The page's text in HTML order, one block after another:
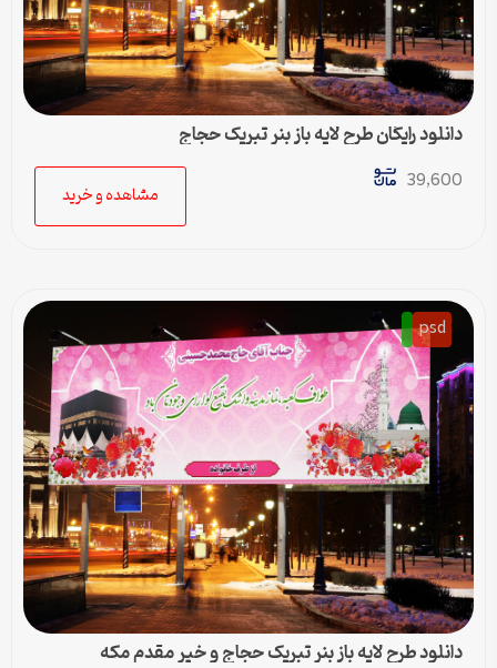
دانلود رایگان طرح لایه باز بنر تبریک حجاج
39,600
مشاهده و خرید
psd
دانلود طرح لایه باز بنر تبریک حجاج و خیر مقدم مکه